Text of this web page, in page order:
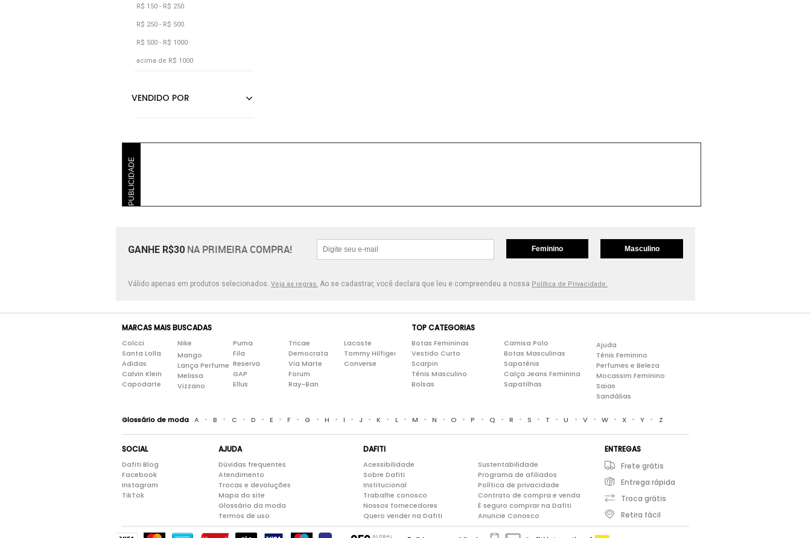
R$ 150 - R$ 250
R$ 250 - R$ 500
R$ 500 - R$ 1000
acima de R$ 1000
PUBLICIDADE
GANHE R$30 NA PRIMEIRA COMPRA! Feminino Masculino
Válido apenas em produtos selecionados. Veja as regras. Ao se cadastrar, você declara que leu e compreendeu a nossa Política de Privacidade.
MARCAS MAIS BUSCADAS
Colcci
Santa Lolla
Adidas
Calvin Klein
Capodarte
Nike
Mango
Lança Perfume
Melissa
Vizzano
Puma
Fila
Reserva
GAP
Ellus
Tricae
Democrata
Via Marte
Forum
Ray-Ban
Lacoste
Tommy Hilfiger
Converse
TOP CATEGORIAS
Botas Femininas
Vestido Curto
Scarpin
Tênis Masculino
Bolsas
Camisa Polo
Botas Masculinas
Sapatênis
Calça Jeans Feminina
Sapatilhas
Ajuda
Tênis Feminino
Perfumes e Beleza
Mocassim Feminino
Saias
Sandálias
Glossário de moda A • B • C • D • E • F • G • H • I • J • K • L • M • N • O • P • Q • R • S • T • U • V • W • X • Y • Z
SOCIAL
Dafiti Blog
Facebook
Instagram
TikTok
AJUDA
Dúvidas frequentes
Atendimento
Trocas e devoluções
Mapa do site
Glossário da moda
Termos de uso
DAFITI
Acessibilidade
Sobre Dafiti
Institucional
Trabalhe conosco
Nossos fornecedores
Quero vender na Dafiti
Sustentabilidade
Programa de afiliados
Política de privacidade
Contrato de compra e venda
É seguro comprar na Dafiti
Anuncie Conosco
ENTREGAS
Frete grátis
Entrega rápida
Troca grátis
Retira fácil